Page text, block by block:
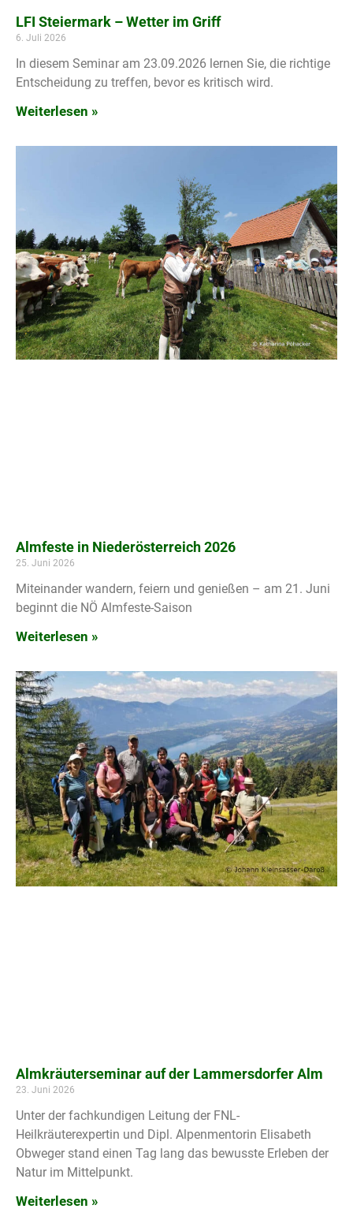
LFI Steiermark – Wetter im Griff
6. Juli 2026
In diesem Seminar am 23.09.2026 lernen Sie, die richtige
Entscheidung zu treffen, bevor es kritisch wird.
Weiterlesen »
Almfeste in Niederösterreich 2026
25. Juni 2026
Miteinander wandern, feiern und genießen – am 21. Juni
beginnt die NÖ Almfeste-Saison
Weiterlesen »
Almkräuterseminar auf der Lammersdorfer Alm
23. Juni 2026
Unter der fachkundigen Leitung der FNL-
Heilkräuterexpertin und Dipl. Alpenmentorin Elisabeth
Obweger stand einen Tag lang das bewusste Erleben der
Natur im Mittelpunkt.
Weiterlesen »